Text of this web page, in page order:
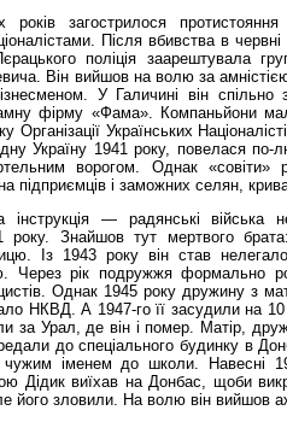
років загострилося
Після вбивства в червні
поліція заарештувала
Він вийшов на волю за
У Галичині він
фірму «Фама». Компаньйони
Організації Українських
Україну 1941 року, повелася
ворогом. Однак «совіти»
підприємців і заможних селян,
інструкція — радянські
року. Знайшов тут мертвого
Із 1943 року він став
Через рік подружжя формально
Однак 1945 року дружину з
НКВД. А 1947-го її засудили на 10
за Урал, де він і помер. Матір,
до спеціального будинку в
чужим іменем до школи. Навесні
Дідик виїхав на Донбас, щоби
його зловили. На волю він вийшов